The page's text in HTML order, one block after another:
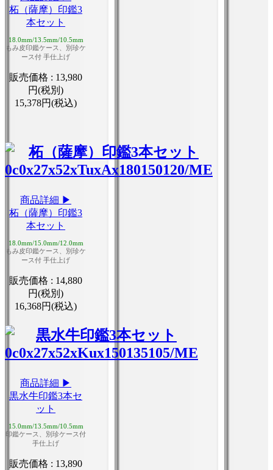
柘（薩摩）印鑑3
本セット
18.0mm/13.5mm/10.5mm
もみ皮印鑑ケース、別珍ケ
ース付 手仕上げ
販売価格 : 13,980
円(税別)
15,378円(税込)
商品詳細 ▶
柘（薩摩）印鑑3
本セット
18.0mm/15.0mm/12.0mm
もみ皮印鑑ケース、別珍ケ
ース付 手仕上げ
販売価格 : 14,880
円(税別)
16,368円(税込)
商品詳細 ▶
黒水牛印鑑3本セ
ット
15.0mm/13.5mm/10.5mm
印鑑ケース、別珍ケース付
手仕上げ
販売価格 : 13,890